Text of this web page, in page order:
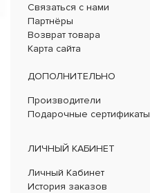
Связаться с нами
Партнёры
Возврат товара
Карта сайта
ДОПОЛНИТЕЛЬНО
Производители
Подарочные сертификаты
ЛИЧНЫЙ КАБИНЕТ
Личный Кабинет
История заказов